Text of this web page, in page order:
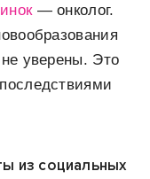
— онколог.
уверены. Это
из социальных